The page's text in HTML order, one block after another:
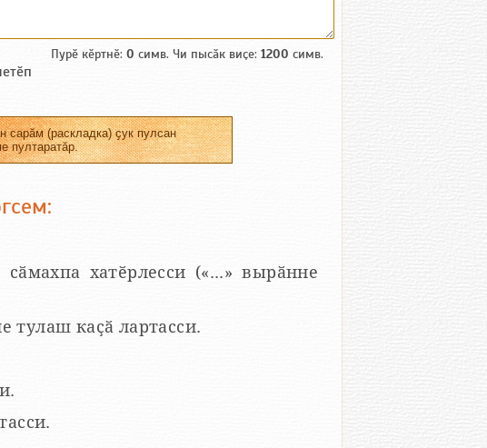
Пурӗ кӗртнӗ: 0 симв. Чи пысӑк виҫе: 1200 симв.
(раскладка) ҫук пулсан
пултаратӑр.
сӑмахпа хатӗрлесси («...» вырӑнне
тулаш каҫӑ лартасси.